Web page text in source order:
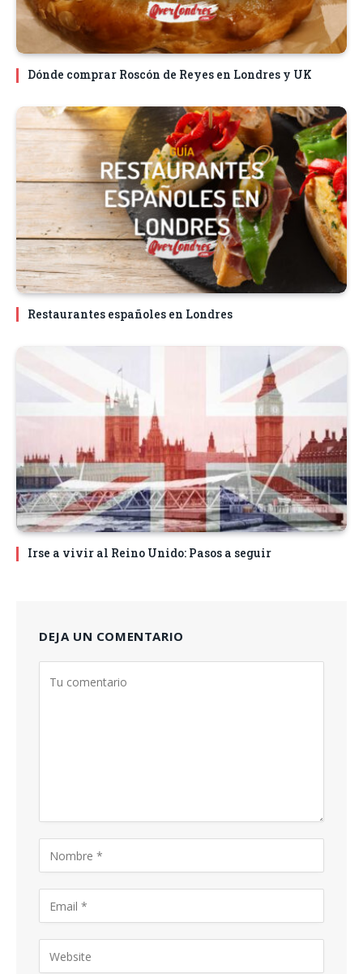
Dónde comprar Roscón de Reyes en Londres y UK
Restaurantes españoles en Londres
Irse a vivir al Reino Unido: Pasos a seguir
DEJA UN COMENTARIO